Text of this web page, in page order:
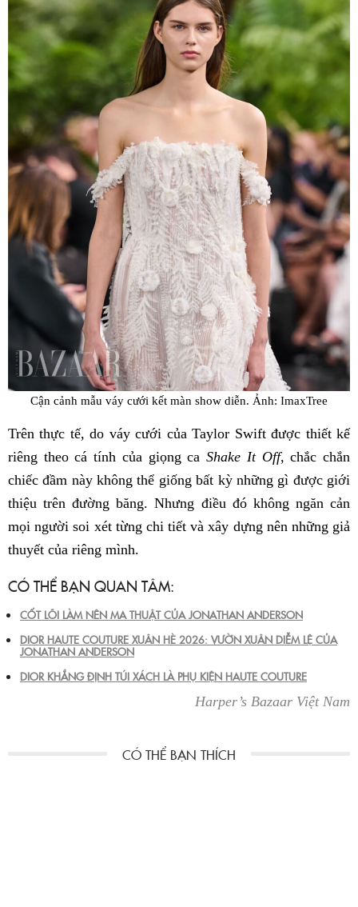
Cận cảnh mẫu váy cưới kết màn show diễn. Ảnh: ImaxTree
Trên thực tế, do váy cưới của Taylor Swift được thiết kế
riêng theo cá tính của giọng caShake It Off, chắc chắn
chiếc đầm này không thể giống bất kỳ những gì được giới
thiệu trên đường băng. Nhưng điều đó không ngăn cản
mọi người soi xét từng chi tiết và xây dựng nên những giả
thuyết của riêng mình.
CÓ THỂ BẠN QUAN TÂM:
CỐT LÕI LÀM NÊN MA THUẬT CỦA JONATHAN ANDERSON
DIOR HAUTE COUTURE XUÂN HÈ 2026: VƯỜN XUÂN DIỄM LỆ CỦA
JONATHAN ANDERSON
DIOR KHẲNG ĐỊNH TÚI XÁCH LÀ PHỤ KIỆN HAUTE COUTURE
Harper’s Bazaar Việt Nam